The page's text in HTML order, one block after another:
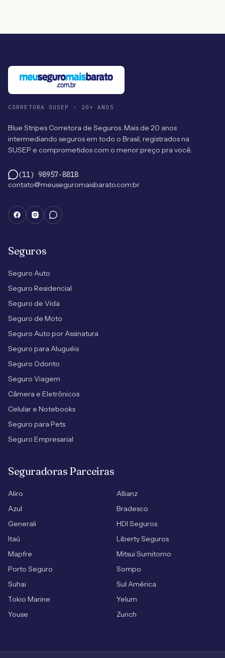
CORRETORA SUSEP · 20+ ANOS
Blue Stripes Corretora de Seguros. Mais de 20 anos
intermediando seguros em todo o Brasil, registrados na
SUSEP e comprometidos com o menor preço pra você.
(11) 98957-8818
contato@meuseguromaisbarato.com.br
Seguros
Seguro Auto
Seguro Residencial
Seguro de Vida
Seguro de Moto
Seguro Auto por Assinatura
Seguro para Aluguéis
Seguro Odonto
Seguro Viagem
Câmera e Eletrônicos
Celular e Notebooks
Seguro para Pets
Seguro Empresarial
Seguradoras Parceiras
Aliro
Allianz
Azul
Bradesco
Generali
HDI Seguros
Itaú
Liberty Seguros
Mapfre
Mitsui Sumitomo
Porto Seguro
Sompo
Suhai
Sul América
Tokio Marine
Yelum
Youse
Zurich